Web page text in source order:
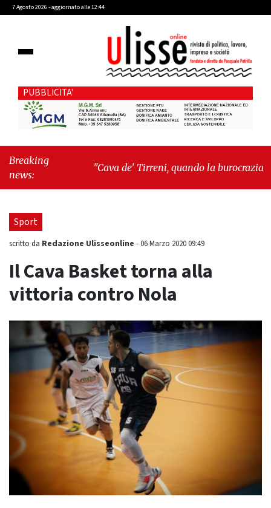
7 Agosto 2026 - aggiornato alle 12:44
PUBBLICITA'
Breaking
news:
"Cava de' Tirreni, quando la burocrazia
Sport
scritto da Redazione Ulisseonline -06 Marzo 2020 09:49
Il Cava Basket torna alla
vittoria contro Nola